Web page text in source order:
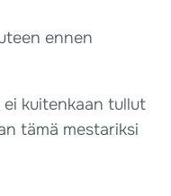
ennen
kuitenkaan tullut
tämä mestariksi